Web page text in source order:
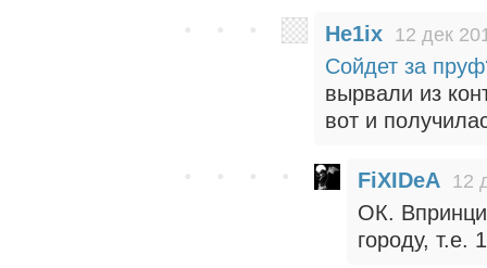
He1ix 12 дек
Сойдет за
вырвали из
вот и
FiXIDeA 12
ОК.
городу, т.е.